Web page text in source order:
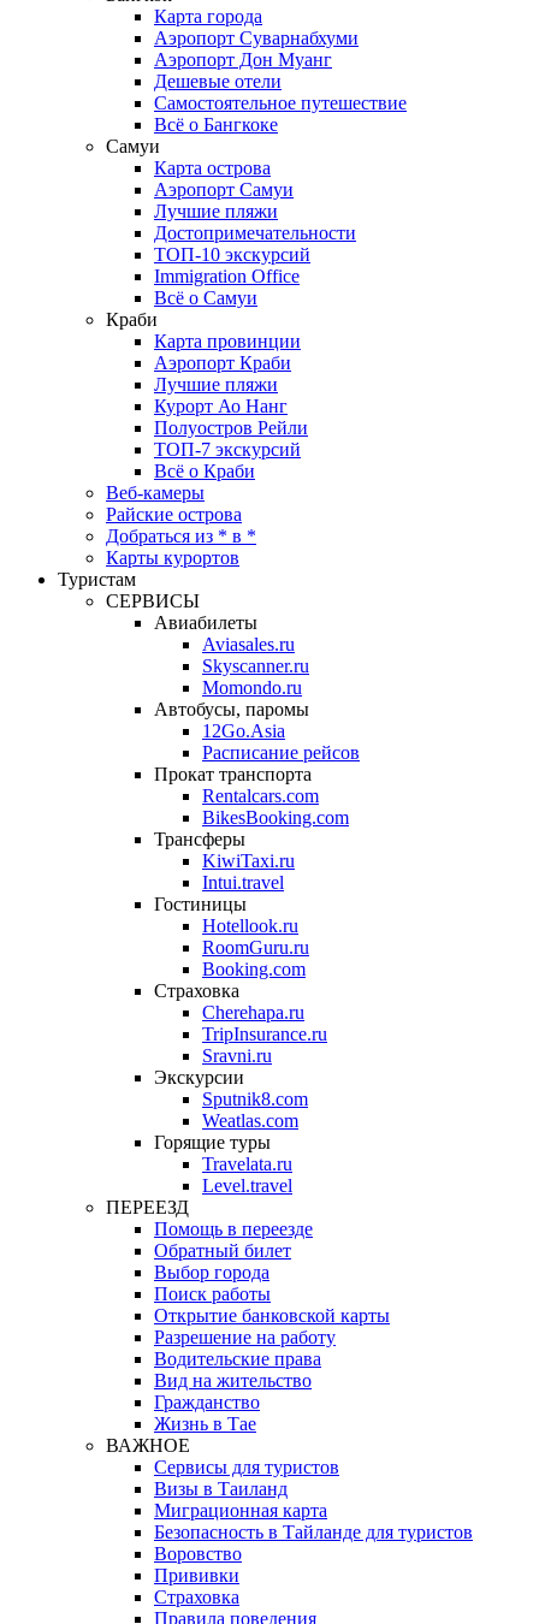
Карта города
Аэропорт Суварнабхуми
Аэропорт Дон Муанг
Дешевые отели
Самостоятельное путешествие
Всё о Бангкоке
Самуи
Карта острова
Аэропорт Самуи
Лучшие пляжи
Достопримечательности
ТОП-10 экскурсий
Immigration Office
Всё о Самуи
Краби
Карта провинции
Аэропорт Краби
Лучшие пляжи
Курорт Ао Нанг
Полуостров Рейли
ТОП-7 экскурсий
Всё о Краби
Веб-камеры
Райские острова
Добраться из * в *
Карты курортов
Туристам
СЕРВИСЫ
Авиабилеты
Aviasales.ru
Skyscanner.ru
Momondo.ru
Автобусы, паромы
12Go.Asia
Расписание рейсов
Прокат транспорта
Rentalcars.com
BikesBooking.com
Трансферы
KiwiTaxi.ru
Intui.travel
Гостиницы
Hotellook.ru
RoomGuru.ru
Booking.com
Страховка
Cherehapa.ru
TripInsurance.ru
Sravni.ru
Экскурсии
Sputnik8.com
Weatlas.com
Горящие туры
Travelata.ru
Level.travel
ПЕРЕЕЗД
Помощь в переезде
Обратный билет
Выбор города
Поиск работы
Открытие банковской карты
Разрешение на работу
Водительские права
Вид на жительство
Гражданство
Жизнь в Тае
ВАЖНОЕ
Сервисы для туристов
Визы в Таиланд
Миграционная карта
Безопасность в Тайланде для туристов
Воровство
Прививки
Страховка
Правила поведения